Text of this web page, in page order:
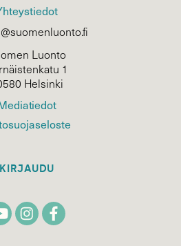
Luonto
1
Helsinki
KIRJAUDU